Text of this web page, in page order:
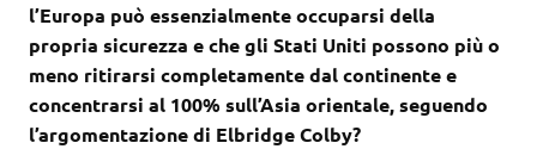
l’Europa può essenzialmente occuparsi della
propria sicurezza e che gli Stati Uniti possono più o
meno ritirarsi completamente dal continente e
concentrarsi al 100% sull’Asia orientale, seguendo
l’argomentazione di Elbridge Colby?